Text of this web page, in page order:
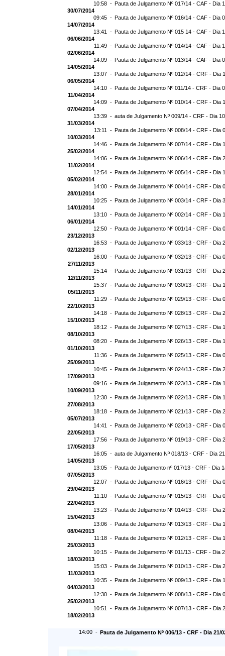
10:58 - Pauta de Julgamento Nº 017/14 - CAF - Dia
30/07/2014
09:45 - Pauta de Julgamento Nº 016/14 - CAF - Dia
14/07/2014
13:41 - Pauta de Julgamento Nº 015 14 - CAF - Dia
06/06/2014
11:49 - Pauta de Julgamento Nº 014/14 - CAF - Dia
02/06/2014
14:09 - Pauta de Julgamento Nº 013/14 - CAF - Dia
14/05/2014
13:07 - Pauta de Julgamento Nº 012/14 - CRF - Dia
06/05/2014
14:10 - Pauta de Julgamento Nº 011/14 - CRF - Dia
11/04/2014
14:09 - Pauta de Julgamento Nº 010/14 - CRF - Dia
07/04/2014
13:39 - auta de Julgamento Nº 009/14 - CRF - Dia
31/03/2014
13:11 - Pauta de Julgamento Nº 008/14 - CRF - Dia
10/03/2014
14:46 - Pauta de Julgamento Nº 007/14 - CRF - Dia
25/02/2014
14:06 - Pauta de Julgamento Nº 006/14 - CRF - Dia
11/02/2014
12:54 - Pauta de Julgamento Nº 005/14 - CRF - Dia
05/02/2014
14:00 - Pauta de Julgamento Nº 004/14 - CRF - Dia
28/01/2014
10:25 - Pauta de Julgamento Nº 003/14 - CRF - Dia
14/01/2014
13:10 - Pauta de Julgamento Nº 002/14 - CRF - Dia
06/01/2014
12:50 - Pauta de Julgamento Nº 001/14 - CRF - Dia
23/12/2013
16:53 - Pauta de Julgamento Nº 033/13 - CRF - Dia
02/12/2013
16:00 - Pauta de Julgamento Nº 032/13 - CRF - Dia
27/11/2013
15:14 - Pauta de Julgamento Nº 031/13 - CRF - Dia
12/11/2013
15:37 - Pauta de Julgamento Nº 030/13 - CRF - Dia
05/11/2013
11:29 - Pauta de Julgamento Nº 029/13 - CRF - Dia
22/10/2013
14:18 - Pauta de Julgamento Nº 028/13 - CRF - Dia
15/10/2013
18:12 - Pauta de Julgamento Nº 027/13 - CRF - Dia
08/10/2013
08:20 - Pauta de Julgamento Nº 026/13 - CRF - Dia
01/10/2013
11:36 - Pauta de Julgamento Nº 025/13 - CRF - Dia
25/09/2013
10:45 - Pauta de Julgamento Nº 024/13 - CRF - Dia
17/09/2013
09:16 - Pauta de Julgamento Nº 023/13 - CRF - Dia
10/09/2013
12:30 - Pauta de Julgamento Nº 022/13 - CRF - Dia
27/08/2013
18:18 - Pauta de Julgamento Nº 021/13 - CRF - Dia
05/07/2013
14:41 - Pauta de Julgamento Nº 020/13 - CRF - Dia
22/05/2013
17:56 - Pauta de Julgamento Nº 019/13 - CRF - Dia
17/05/2013
16:05 - auta de Julgamento Nº 018/13 - CRF - Dia
14/05/2013
13:05 - Pauta de Julgamento nº 017/13 - CRF - Dia
07/05/2013
12:07 - Pauta de Julgamento Nº 016/13 - CRF - Dia
29/04/2013
11:10 - Pauta de Julgamento Nº 015/13 - CRF - Dia
22/04/2013
13:23 - Pauta de Julgamento Nº 014/13 - CRF - Dia
15/04/2013
13:06 - Pauta de Julgamento Nº 013/13 - CRF - Dia
08/04/2013
11:18 - Pauta de Julgamento Nº 012/13 - CRF - Dia
25/03/2013
10:15 - Pauta de Julgamento Nº 011/13 - CRF - Dia
18/03/2013
15:03 - Pauta de Julgamento Nº 010/13 - CRF - Dia
11/03/2013
10:35 - Pauta de Julgamento Nº 009/13 - CRF - Dia
04/03/2013
12:30 - Pauta de Julgamento Nº 008/13 - CRF - Dia
25/02/2013
10:51 - Pauta de Julgamento Nº 007/13 - CRF - Dia
18/02/2013
14:00 - Pauta de Julgamento Nº 006/13 - CRF - Dia 21/